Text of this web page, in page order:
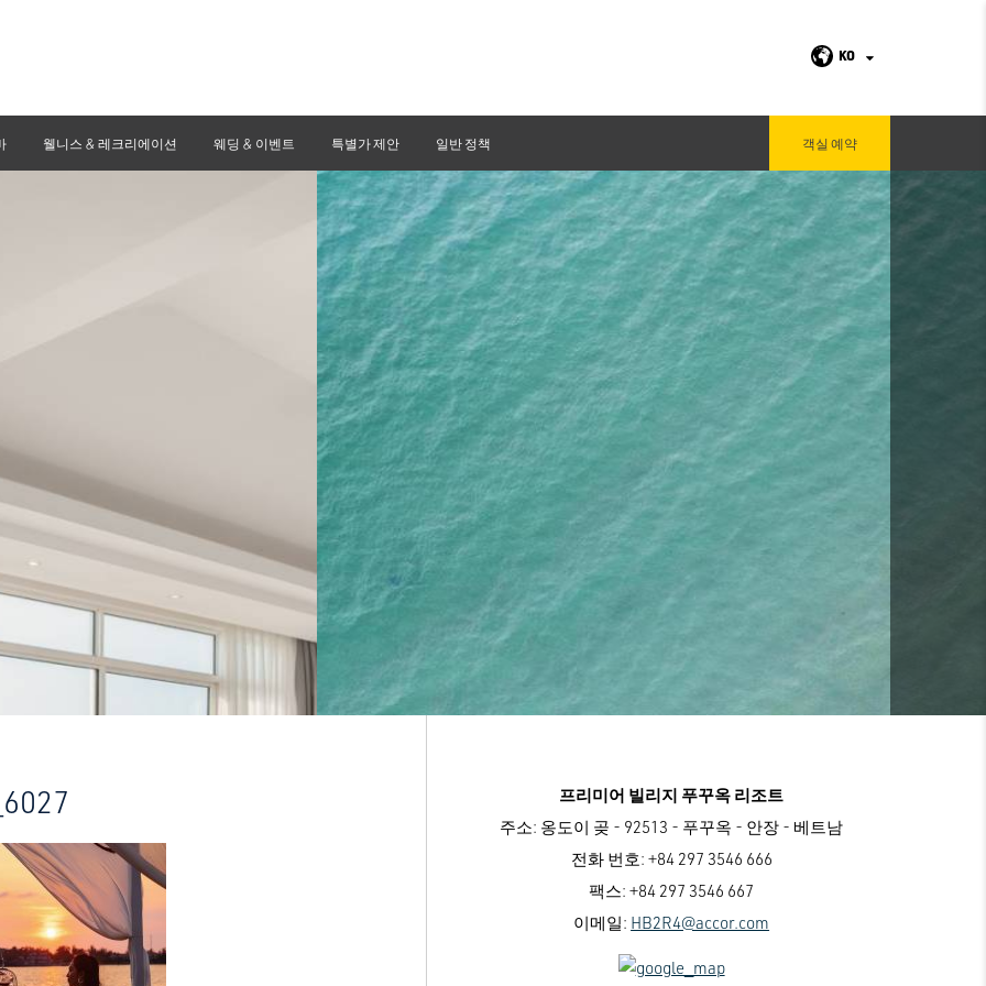
KO
웰니스 & 레크리에이션 웨딩 & 이벤트 특별가 제안 일반 정책 객실 예약
프리미어 빌리지 푸꾸옥 리조트
주소: 옹도이 곶 - 92513 - 푸꾸옥 - 안장 - 베트남
전화 번호: +84 297 3546 666
팩스: +84 297 3546 667
이메일: HB2R4@accor.com